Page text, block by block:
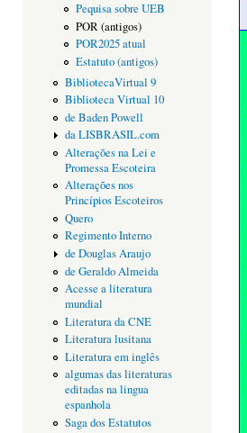
Pequisa sobre UEB
POR (antigos)
POR2025 atual
Estatuto (antigos)
BibliotecaVirtual 9
Biblioteca Virtual 10
de Baden Powell
da LISBRASIL.com
Alterações na Lei e
Promessa Escoteira
Alterações nos
Princípios Escoteiros
Quero
Regimento Interno
de Douglas Araujo
de Geraldo Almeida
Acesse a literatura
mundial
Literatura da CNE
Literatura lusitana
Literatura em inglês
algumas das literaturas
editadas na lingua
espanhola
Saga dos Estatutos